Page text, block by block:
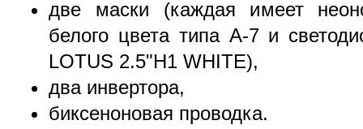
две маски (каждая имеет
белого цвета типа A-7 и
LOTUS 2.5"H1 WHITE),
два инвертора,
биксеноновая проводка.